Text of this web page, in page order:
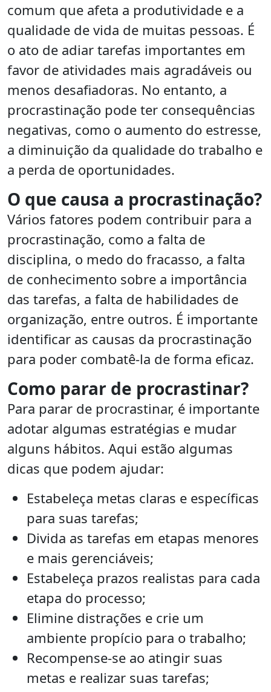
comum que afeta a produtividade e a
qualidade de vida de muitas pessoas. É
o ato de adiar tarefas importantes em
favor de atividades mais agradáveis ou
menos desafiadoras. No entanto, a
procrastinação pode ter consequências
negativas, como o aumento do estresse,
a diminuição da qualidade do trabalho e
a perda de oportunidades.
O que causa a procrastinação?
Vários fatores podem contribuir para a
procrastinação, como a falta de
disciplina, o medo do fracasso, a falta
de conhecimento sobre a importância
das tarefas, a falta de habilidades de
organização, entre outros. É importante
identificar as causas da procrastinação
para poder combatê-la de forma eficaz.
Como parar de procrastinar?
Para parar de procrastinar, é importante
adotar algumas estratégias e mudar
alguns hábitos. Aqui estão algumas
dicas que podem ajudar:
Estabeleça metas claras e específicas
para suas tarefas;
Divida as tarefas em etapas menores
e mais gerenciáveis;
Estabeleça prazos realistas para cada
etapa do processo;
Elimine distrações e crie um
ambiente propício para o trabalho;
Recompense-se ao atingir suas
metas e realizar suas tarefas;